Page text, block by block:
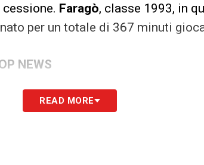
Faragò, classe 1993, in
per un totale di 367 minuti
NEWS
READ MORE